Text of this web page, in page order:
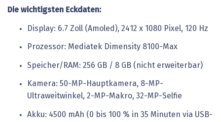
Die wichtigsten Eckdaten:
Display: 6.7 Zoll (Amoled), 2412 x 1080 Pixel, 120 Hz
Prozessor: Mediatek Dimensity 8100-Max
Speicher/RAM: 256 GB / 8 GB (nicht erweiterbar)
Kamera: 50-MP-Hauptkamera, 8-MP-
Ultraweitwinkel, 2-MP-Makro, 32-MP-Selfie
Akku: 4500 mAh (0 bis 100 % in 35 Minuten via USB-